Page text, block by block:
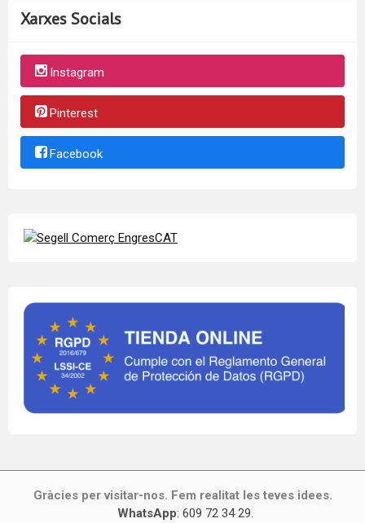
Xarxes Socials
Instagram
Pinterest
Facebook
Gràcies per visitar-nos. Fem realitat les teves idees.
WhatsApp: 609 72 34 29.